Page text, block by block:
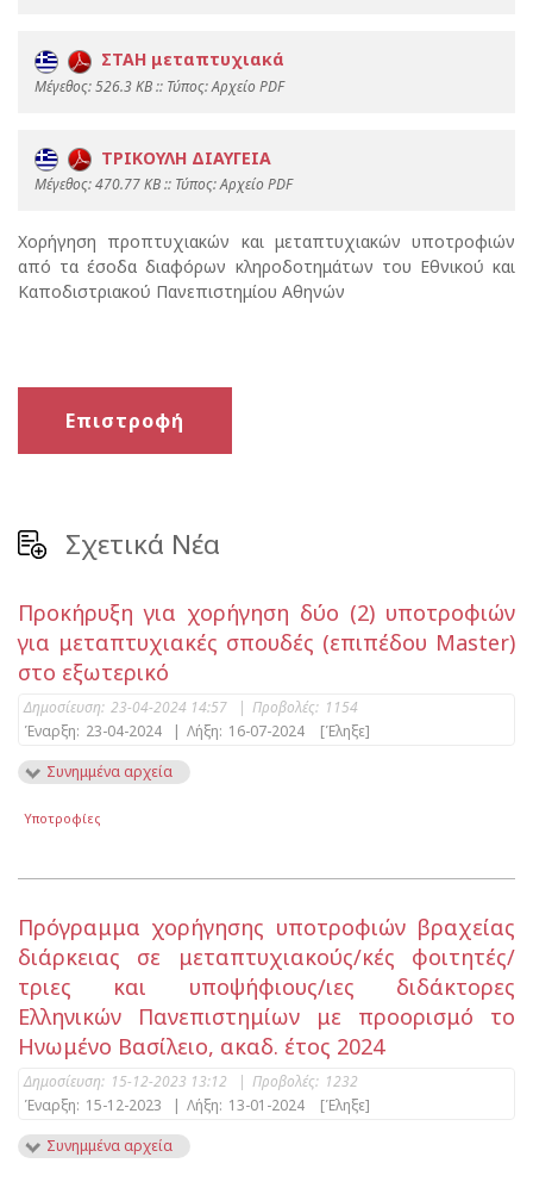
ΣΤΑΗ μεταπτυχιακά
Mέγεθος: 526.3 KB :: Τύπος: Αρχείο PDF
ΤΡΙΚΟΥΛΗ ΔΙΑΥΓΕΙΑ
Mέγεθος: 470.77 KB :: Τύπος: Αρχείο PDF
Χορήγηση προπτυχιακών και μεταπτυχιακών υποτροφιών
από τα έσοδα διαφόρων κληροδοτημάτων του Εθνικού και
Καποδιστριακού Πανεπιστημίου Αθηνών
Επιστροφή
Σχετικά Νέα
Προκήρυξη για χορήγηση δύο (2) υποτροφιών
για μεταπτυχιακές σπουδές (επιπέδου Master)
στo εξωτερικό
Δημοσίευση: 23-04-2024 14:57 | Προβολές: 1154
Έναρξη: 23-04-2024 | Λήξη: 16-07-2024
[Έληξε]
Συνημμένα αρχεία
Υποτροφίες
Πρόγραμμα χορήγησης υποτροφιών βραχείας
διάρκειας σε μεταπτυχιακούς/κές φοιτητές/
τριες και υποψήφιους/ιες διδάκτορες
Ελληνικών Πανεπιστημίων με προορισμό το
Ηνωμένο Βασίλειο, ακαδ. έτος 2024
Δημοσίευση: 15-12-2023 13:12 | Προβολές: 1232
Έναρξη: 15-12-2023 | Λήξη: 13-01-2024
[Έληξε]
Συνημμένα αρχεία